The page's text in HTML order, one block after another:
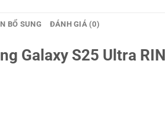
BỔ SUNG ĐÁNH GIÁ (0)
Galaxy S25 Ultra